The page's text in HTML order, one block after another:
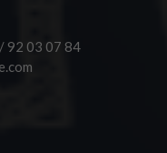
92 03 07 84